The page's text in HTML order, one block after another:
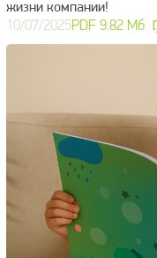
жизни компании!
10/07/2025PDF 9.82 Мб